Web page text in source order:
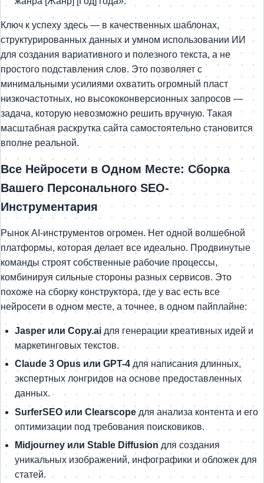
Ключ к успеху здесь — в качественных шаблонах,
структурированных данных и умном использовании ИИ
для создания вариативного и полезного текста, а не
простого подставления слов. Это позволяет с
минимальными усилиями охватить огромный пласт
низкочастотных, но высококонверсионных запросов —
задача, которую невозможно решить вручную. Такая
масштабная раскрутка сайта самостоятельно становится
вполне реальной.
Все Нейросети в Одном Месте: Сборка
Вашего Персонального SEO-
Инструментария
Рынок AI-инструментов огромен. Нет одной волшебной
платформы, которая делает все идеально. Продвинутые
команды строят собственные рабочие процессы,
комбинируя сильные стороны разных сервисов. Это
похоже на сборку конструктора, где у вас есть все
нейросети в одном месте, а точнее, в одном пайплайне:
Jasper или Copy.ai для генерации креативных идей и
маркетинговых текстов.
Claude 3 Opus или GPT-4 для написания длинных,
экспертных лонгридов на основе предоставленных
данных.
SurferSEO или Clearscope для анализа контента и его
оптимизации под требования поисковиков.
Midjourney или Stable Diffusionдля создания
уникальных изображений, инфографики и обложек для
статей.